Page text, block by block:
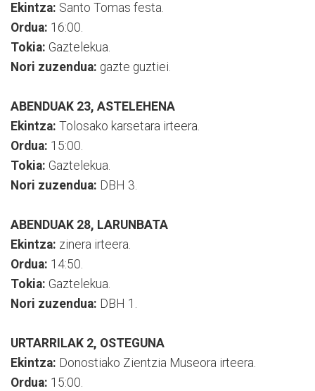
Ekintza: Santo Tomas festa.
Ordua: 16:00.
Tokia: Gaztelekua.
Nori zuzendua: gazte guztiei.
ABENDUAK 23, ASTELEHENA
Ekintza: Tolosako karsetara irteera.
Ordua: 15:00.
Tokia: Gaztelekua.
Nori zuzendua: DBH 3.
ABENDUAK 28, LARUNBATA
Ekintza: zinera irteera.
Ordua: 14:50.
Tokia: Gaztelekua.
Nori zuzendua: DBH 1.
URTARRILAK 2, OSTEGUNA
Ekintza: Donostiako Zientzia Museora irteera.
Ordua: 15:00.